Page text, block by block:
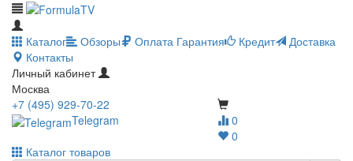
Каталог Обзоры Оплата Гарантия Кредит
Доставка
Контакты
Личный кабинет
Москва
0
0
+7 (495) 929-70-22
Telegram
Каталог товаров